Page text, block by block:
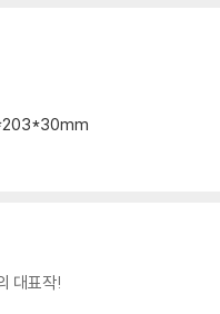
대표작!